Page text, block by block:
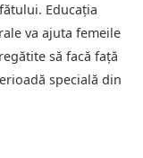
Educația
va ajuta femeile
să facă față
specială din